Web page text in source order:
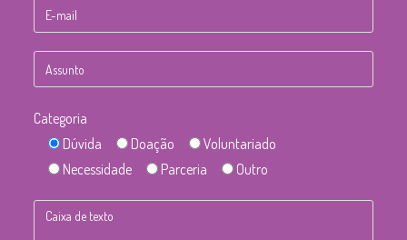
Categoria
Dúvida
Doação
Voluntariado
Necessidade
Parceria Outro